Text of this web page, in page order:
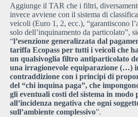
Aggiunge il TAR che i filtri,
invece avviene con il sistema di
veicoli (Euro 1, 2, ecc.), “garantiscono
solo dell’inquinamento da particolato”,
“l’esenzione generalizzata dal
tariffa Ecopass per tutti i veicoli che
un qualsivoglia filtro antiparticolato
una irragionevole equiparazione (…)
contraddizione con i principi di
del “chi inquina paga”, che
gli eventuali costi del sistema in modo
all’incidenza negativa che ogni
sull’ambiente complessivo”.